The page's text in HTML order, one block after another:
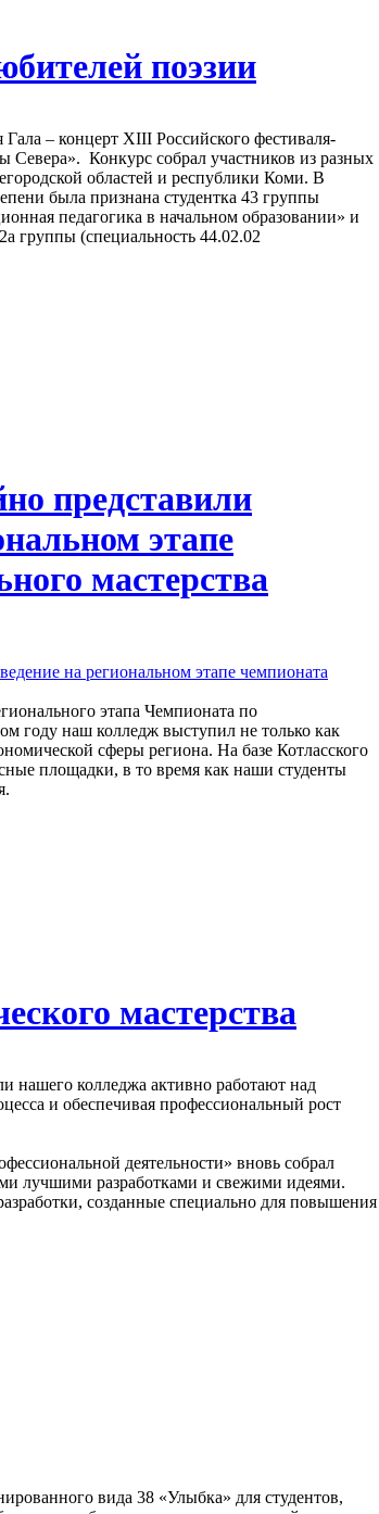
поэзии
Гала – концерт ХIII Российского фестиваля-
Севера». Конкурс собрал участников из разных
областей и республики Коми. В
была признана студентка 43 группы
педагогика в начальном образовании» и
группы (специальность 44.02.02
представили
этапе
мастерства
этапа Чемпионата по
году наш колледж выступил не только как
сферы региона. На базе Котласского
площадки, в то время как наши студенты
мастерства
нашего колледжа активно работают над
и обеспечивая профессиональный рост
деятельности» вновь собрал
лучшими разработками и свежими идеями.
созданные специально для повышения
вида 38 «Улыбка» для студентов,